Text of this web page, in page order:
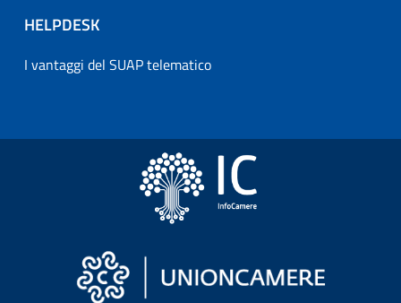
HELPDESK
I vantaggi del SUAP telematico